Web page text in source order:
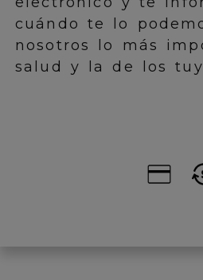
cuándo te lo
nosotros lo más
salud y la de los